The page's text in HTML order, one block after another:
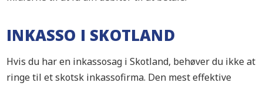
INKASSO I SKOTLAND
Hvis du har en inkassosag i Skotland, behøver du ikke at
ringe til et skotsk inkassofirma. Den mest effektive